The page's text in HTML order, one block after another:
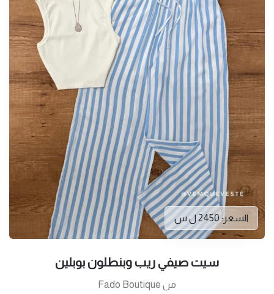
السعر: 2450 ل.س
سيت صيفي ريب وبنطلون بوبلين
من Fado Boutique